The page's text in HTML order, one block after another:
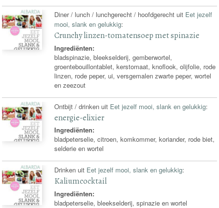
Diner / lunch / lunchgerecht / hoofdgerecht uit Eet jezelf
mooi, slank en gelukkig:
Crunchy linzen-tomatensoep met spinazie
Ingrediënten:
bladspinazie, bleekselderij, gemberwortel,
groentebouillontablet, kerstomaat, knoflook, olijfolie, rode
linzen, rode peper, ui, versgemalen zwarte peper, wortel
en zeezout
Ontbijt / drinken uit Eet jezelf mooi, slank en gelukkig:
energie-elixier
Ingrediënten:
bladpeterselie, citroen, komkommer, koriander, rode biet,
selderie en wortel
Drinken uit Eet jezelf mooi, slank en gelukkig:
Kaliumcocktail
Ingrediënten:
bladpeterselie, bleekselderij, spinazie en wortel